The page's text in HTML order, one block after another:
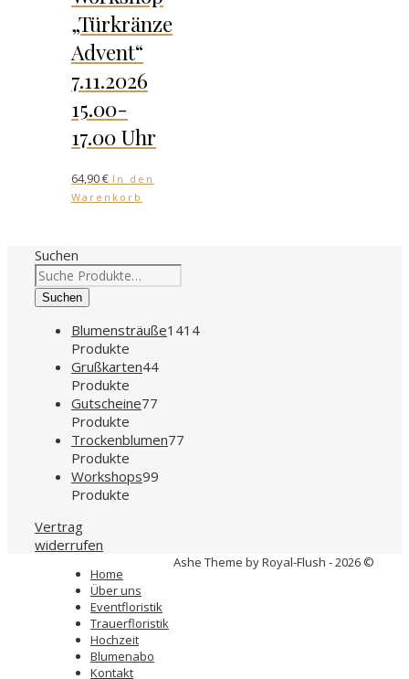
„Türkränze
Advent“
7.11.2026
15.00-
17.00 Uhr
64,90€ In den
Warenkorb
Suchen
Suchen
Blumensträuße1414
Produkte
Grußkarten44
Produkte
Gutscheine77
Produkte
Trockenblumen77
Produkte
Workshops99
Produkte
Vertrag
widerrufen
Ashe Theme by Royal-Flush - 2026 ©
Home
Über uns
Eventfloristik
Trauerfloristik
Hochzeit
Blumenabo
Kontakt